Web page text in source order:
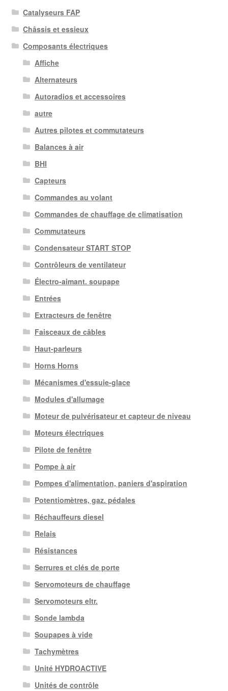
Catalyseurs FAP
Châssis et essieux
Composants électriques
Affiche
Alternateurs
Autoradios et accessoires
autre
Autres pilotes et commutateurs
Balances à air
BHI
Capteurs
Commandes au volant
Commandes de chauffage de climatisation
Commutateurs
Condensateur START STOP
Contrôleurs de ventilateur
Électro-aimant. soupape
Entrées
Extracteurs de fenêtre
Faisceaux de câbles
Haut-parleurs
Horns Horns
Mécanismes d'essuie-glace
Modules d'allumage
Moteur de pulvérisateur et capteur de niveau
Moteurs électriques
Pilote de fenêtre
Pompe à air
Pompes d'alimentation, paniers d'aspiration
Potentiomètres, gaz. pédales
Réchauffeurs diesel
Relais
Résistances
Serrures et clés de porte
Servomoteurs de chauffage
Servomoteurs eltr.
Sonde lambda
Soupapes à vide
Tachymètres
Unité HYDROACTIVE
Unités de contrôle